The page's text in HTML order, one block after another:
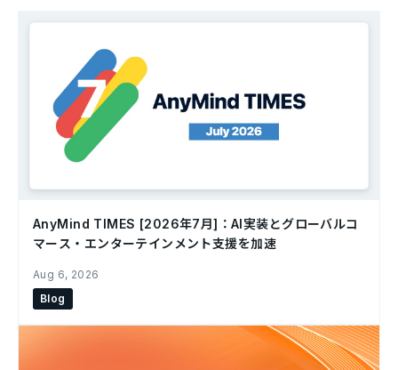
AnyMind TIMES [2026年7月]：AI実装とグローバルコ
マース・エンターテインメント支援を加速
Aug 6, 2026
Blog